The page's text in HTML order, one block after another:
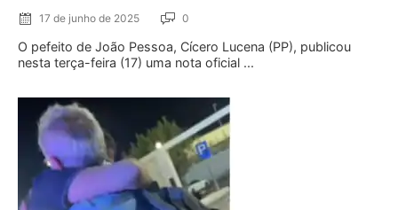
17 de junho de 2025 0
O pefeito de João Pessoa, Cícero Lucena (PP), publicou
nesta terça-feira (17) uma nota oficial ...